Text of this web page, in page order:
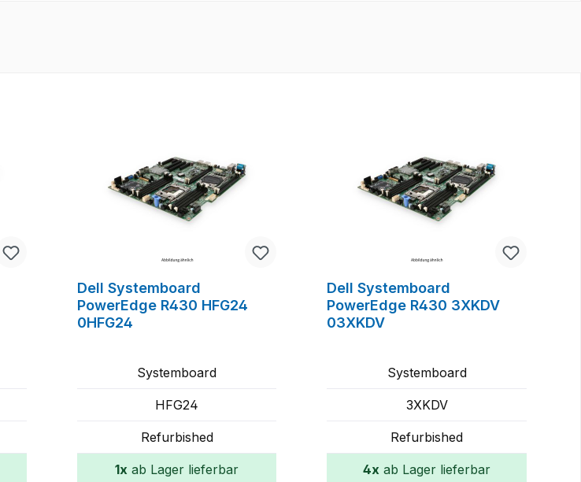
Dell Systemboard
PowerEdge R430 HFG24
0HFG24
Systemboard
HFG24
Refurbished
1x ab Lager lieferbar
Dell Systemboard
PowerEdge R430 3XKDV
03XKDV
Systemboard
3XKDV
Refurbished
4x ab Lager lieferbar